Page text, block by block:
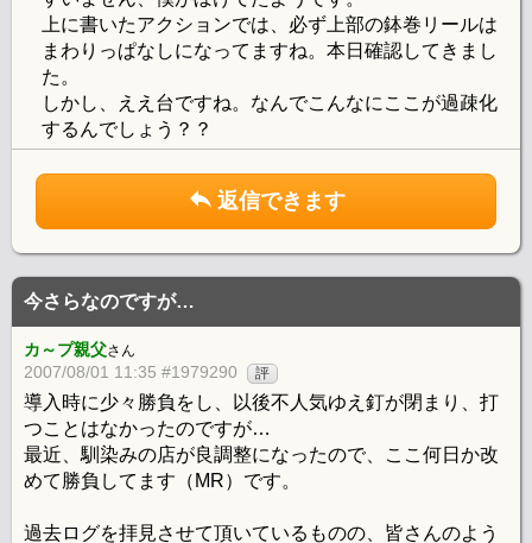
上に書いたアクションでは、必ず上部の鉢巻リールは
まわりっぱなしになってますね。本日確認してきまし
た。
しかし、ええ台ですね。なんでこんなにここが過疎化
するんでしょう？？
返信できます
今さらなのですが…
カ～プ親父さん
2007/08/01 11:35 #1979290 評
導入時に少々勝負をし、以後不人気ゆえ釘が閉まり、打
つことはなかったのですが…
最近、馴染みの店が良調整になったので、ここ何日か改
めて勝負してます（MR）です。
過去ログを拝見させて頂いているものの、皆さんのよう